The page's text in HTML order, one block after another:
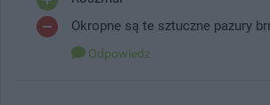
Okropne są te sztuczne pazury
Odpowiedz